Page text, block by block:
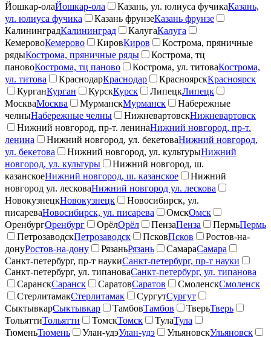
Йошкар-олаЙошкар-ола Казань, ул. юлиуса фучикаКазань,
ул. юлиуса фучика
Казань фрунзеКазань фрунзе
КалининградКалининград КалугаКалуга
КемеровоКемерово КировКиров
Кострома, пряничные
рядыКострома, пряничные ряды
Кострома, тц
пановоКострома, тц паново Кострома, ул. титоваКострома,
ул. титова
КраснодарКраснодар КрасноярскКрасноярск
КурганКурган КурскКурск ЛипецкЛипецк
МоскваМосква МурманскМурманск
Набережные
челныНабережные челны НижневартовскНижневартовск
Нижний новгород, пр-т. ленинаНижний новгород, пр-т.
ленина
Нижний новгород, ул. бекетоваНижний новгород,
ул. бекетова
Нижний новгород, ул. культурыНижний
новгород, ул. культуры
Нижний новгород, ш.
казанскоеНижний новгород, ш. казанское
Нижний
новгород ул. лесковаНижний новгород ул. лескова
НовокузнецкНовокузнецк
Новосибирск, ул.
писареваНовосибирск, ул. писарева ОмскОмск
ОренбургОренбург ОрёлОрёл ПензаПенза ПермьПермь
ПетрозаводскПетрозаводск ПсковПсков
Ростов-на-
донуРостов-на-дону РязаньРязань СамараСамара
Санкт-петербург, пр-т наукиСанкт-петербург, пр-т науки
Санкт-петербург, ул. типановаСанкт-петербург, ул. типанова
СаранскСаранск СаратовСаратов СмоленскСмоленск
СтерлитамакСтерлитамак СургутСургут
СыктывкарСыктывкар ТамбовТамбов ТверьТверь
ТольяттиТольятти ТомскТомск ТулаТула
ТюменьТюмень Улан-удэУлан-удэ УльяновскУльяновск